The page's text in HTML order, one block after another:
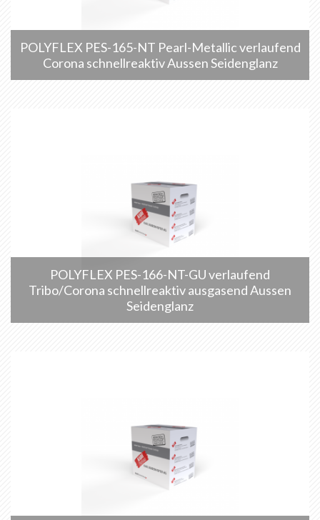
POLYFLEX PES-165-NT Pearl-Metallic verlaufend
Corona schnellreaktiv Aussen Seidenglanz
POLYFLEX PES-166-NT-GU verlaufend
Tribo/Corona schnellreaktiv ausgasend Aussen
Seidenglanz